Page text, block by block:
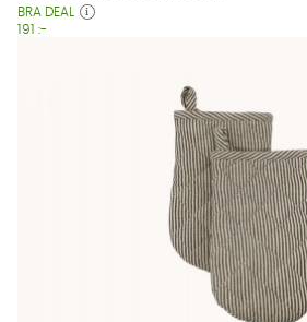
BRA DEAL
191 :-